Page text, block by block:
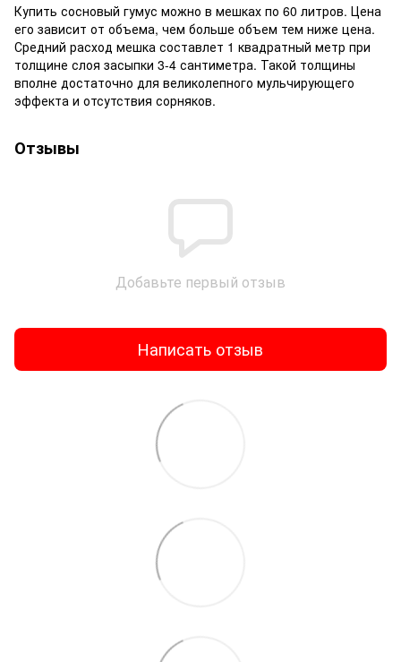
Купить сосновый гумус можно в мешках по 60 литров. Цена
его зависит от объема, чем больше объем тем ниже цена.
Средний расход мешка составлет 1 квадратный метр при
толщине слоя засыпки 3-4 сантиметра. Такой толщины
вполне достаточно для великолепного мульчирующего
эффекта и отсутствия сорняков.
Отзывы
Добавьте первый отзыв
Написать отзыв